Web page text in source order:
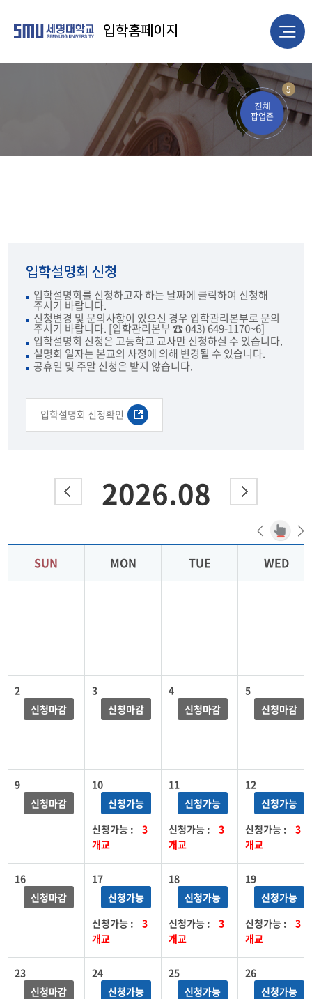
5
전체
팝업존
입학홈페이지
입학설명회 신청
입학설명회를 신청하고자 하는 날짜에 클릭하여 신청해
주시기 바랍니다.
신청변경 및 문의사항이 있으신 경우 입학관리본부로 문의
주시기 바랍니다. [입학관리본부 ☎ 043) 649-1170~6]
입학설명회 신청은 고등학교 교사만 신청하실 수 있습니다.
설명회 일자는 본교의 사정에 의해 변경될 수 있습니다.
공휴일 및 주말 신청은 받지 않습니다.
입학설명회 신청확인
2026.08
SUN MON TUE WED
2
신청마감
3
신청마감
4
신청마감
5
신청마감
9
신청마감
10
신청가능
신청가능 :3
개교
11
신청가능
신청가능 :3
개교
12
신청가능
신청가능 :3
개교
16
신청마감
17
신청가능
신청가능 :3
개교
18
신청가능
신청가능 :3
개교
19
신청가능
신청가능 :3
개교
23
신청마감
24
신청가능
25
신청가능
26
신청가능